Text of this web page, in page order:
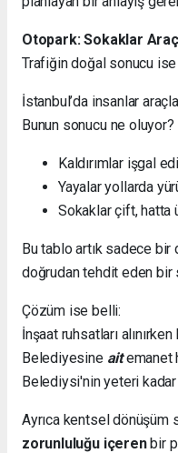
Otopark: Sokaklar
Trafiğin doğal sonucu
İstanbul’da insanlar
Bunun sonucu ne oluyor?
Kaldırımlar işgal
Yayalar yollarda
Sokaklar çift, hatta
Bu tablo artık sadece bir
doğrudan tehdit eden bir
Çözüm ise belli:
İnşaat ruhsatları
Belediyesine aitemanet
Belediysi'nin yeteri
Ayrıca kentsel dönüşüm
zorunluluğu içerenbir